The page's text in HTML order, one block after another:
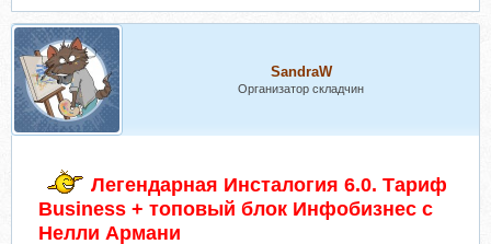
SandraW
Организатор складчин
Легендарная Инсталогия 6.0. Тариф
Business + топовый блок Инфобизнес с
Нелли Армани